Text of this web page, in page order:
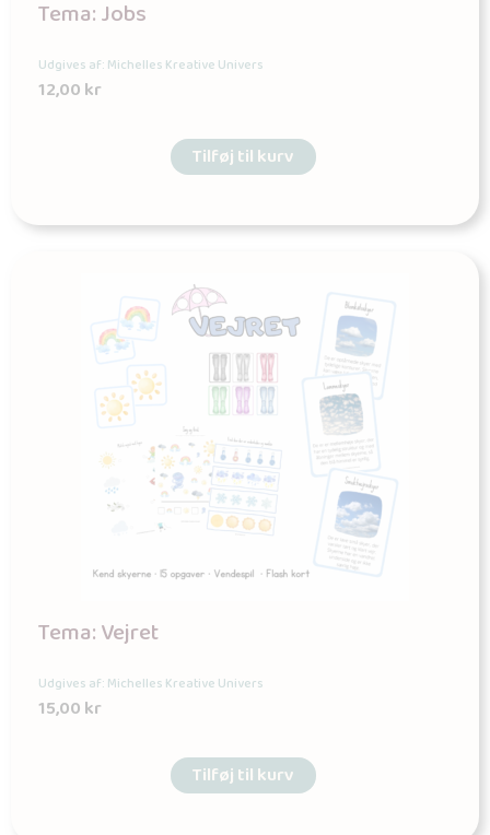
Tema: Jobs
Udgives af: Michelles Kreative Univers
12,00kr
Tilføj til kurv
Tema: Vejret
Udgives af: Michelles Kreative Univers
15,00kr
Tilføj til kurv